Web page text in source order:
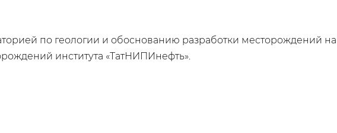
по геологии и обоснованию разработки месторождений
института «ТатНИПИнефть».